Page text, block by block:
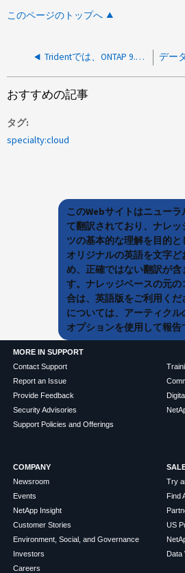
このページのトップへ
Tridentでは、ONTAP 9.14.1のSVMアカウントにONTAPIアプリケーションが必要と思われる
おすすめの記事
タグ
specialty:cloud
このWebサイトはニュー
て翻訳されており、ナレ
ツの基本的な理解を目的と
オリジナルの英語を文字
め、正確ではない翻訳が
す。ナレッジベースの元
合は、英語版をご利用く
については、アーティク
オプションを使用して報告
MORE IN SUPPORT
Contact Support
Report an Issue
Provide Feedback
Security Advisories
Support Policies and Offerings
COMPANY
Newsroom
Events
NetApp Insight
Customer Stories
Environment, Social, and Governance
Investors
Careers
Try
Find
US
Data